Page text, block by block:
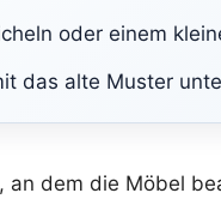
oder einem
das alte Muster
an dem die Möbel